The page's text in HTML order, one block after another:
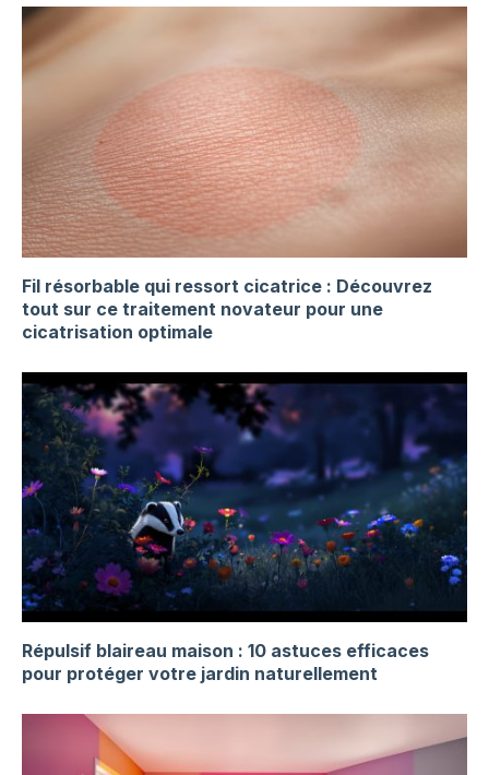
Fil résorbable qui ressort cicatrice : Découvrez
tout sur ce traitement novateur pour une
cicatrisation optimale
Répulsif blaireau maison : 10 astuces efficaces
pour protéger votre jardin naturellement